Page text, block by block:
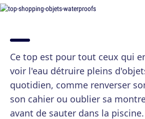
Ce top est pour tout ceux qui
voir l'eau détruire pleins
quotidien, comme renverser
son cahier ou oublier sa
avant de sauter dans la